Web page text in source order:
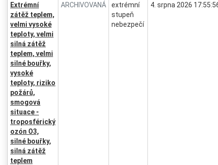
Extrémní
zátěž teplem,
velmi vysoké
teploty, velmi
silná zátěž
teplem, velmi
silné bouřky,
vysoké
teploty, riziko
požárů,
smogová
situace -
troposférický
ozón O3,
silné bouřky,
silná zátěž
teplem
ARCHIVOVANÁ
extrémní
stupeň
nebezpečí
4. srpna 2026